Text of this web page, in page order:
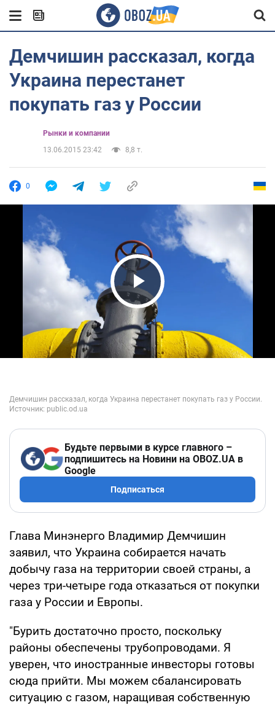
Демчишин рассказал, когда
Украина перестанет
покупать газ у России
Рынки и компании
13.06.2015 23:42
8,8 т.
0
Play Video
Будьте первыми в курсе главного –
подпишитесь на Новини на OBOZ.UA в
Google
Подписаться
Глава Минэнерго Владимир Демчишин
заявил, что Украина собирается начать
добычу газа на территории своей страны, а
через три-четыре года отказаться от покупки
газа у России и Европы.
"Бурить достаточно просто, поскольку
районы обеспечены трубопроводами. Я
уверен, что иностранные инвесторы готовы
сюда прийти. Мы можем сбалансировать
ситуацию с газом, наращивая собственную